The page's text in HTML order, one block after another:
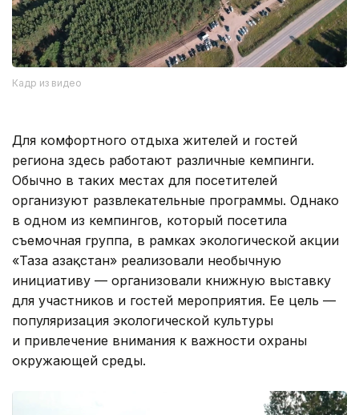
Кадр из видео
Для комфортного отдыха жителей и гостей
региона здесь работают различные кемпинги.
Обычно в таких местах для посетителей
организуют развлекательные программы. Однако
в одном из кемпингов, который посетила
съемочная группа, в рамках экологической акции
«Таза Қазақстан» реализовали необычную
инициативу — организовали книжную выставку
для участников и гостей мероприятия. Ее цель —
популяризация экологической культуры
и привлечение внимания к важности охраны
окружающей среды.